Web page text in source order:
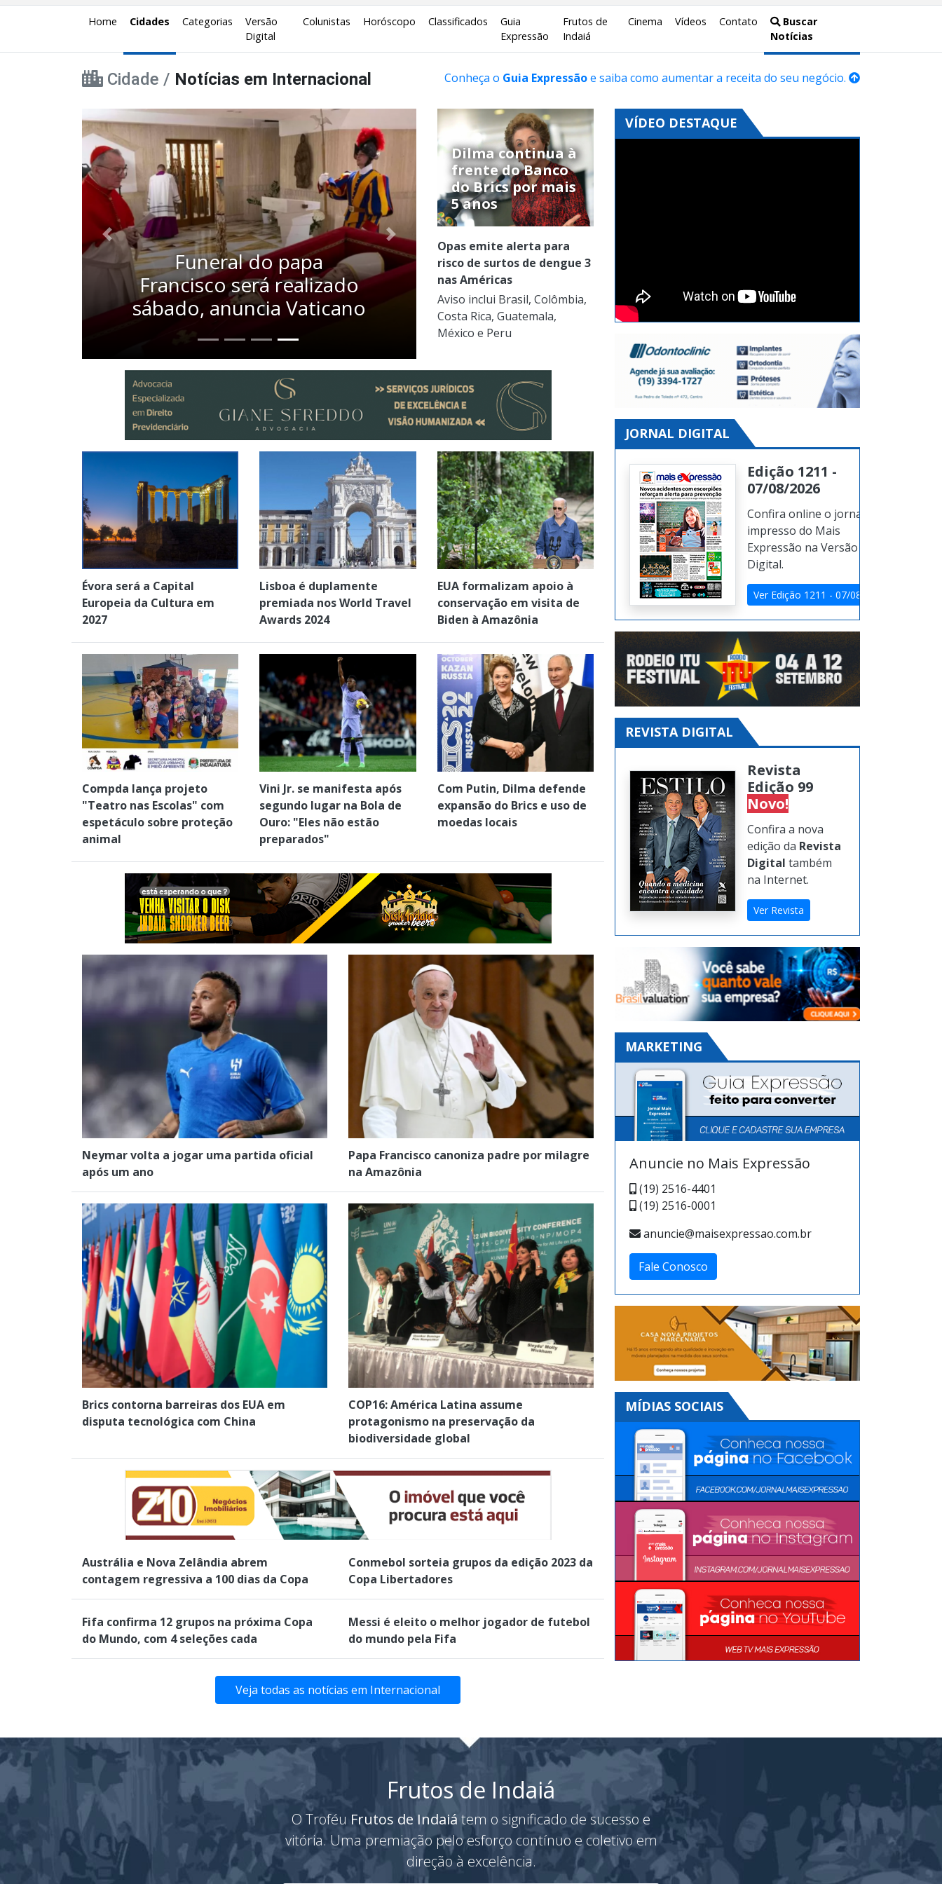
Home Cidades Categorias
Versão
Digital
Colunistas Horóscopo Classificados
Guia
Expressão
Frutos de
Indaiá
Cinema Vídeos Contato
Buscar
Notícias
Cidade / Notícias em Internacional Conheça o Guia Expressãoe saiba como aumentar a receita do seu negócio.
Polo Shopping
Indaiatuba inicia a 14º
campanha “Natal
Solidário”
Anterior Próximo
Dilma continua à
frente do Banco
do Brics por mais
5 anos
Opas emite alerta para
risco de surtos de dengue 3
nas Américas
Aviso inclui Brasil, Colômbia,
Costa Rica, Guatemala,
México e Peru
Évora será a Capital
Europeia da Cultura em
2027
Lisboa é duplamente
premiada nos World Travel
Awards 2024
EUA formalizam apoio à
conservação em visita de
Biden à Amazônia
Compda lança projeto
"Teatro nas Escolas" com
espetáculo sobre proteção
animal
Vini Jr. se manifesta após
segundo lugar na Bola de
Ouro: "Eles não estão
preparados"
Com Putin, Dilma defende
expansão do Brics e uso de
moedas locais
Neymar volta a jogar uma partida oficial
após um ano
Papa Francisco canoniza padre por milagre
na Amazônia
Brics contorna barreiras dos EUA em
disputa tecnológica com China
COP16: América Latina assume
protagonismo na preservação da
biodiversidade global
Austrália e Nova Zelândia abrem
contagem regressiva a 100 dias da Copa
Conmebol sorteia grupos da edição 2023 da
Copa Libertadores
Fifa confirma 12 grupos na próxima Copa
do Mundo, com 4 seleções cada
Messi é eleito o melhor jogador de futebol
do mundo pela Fifa
Veja todas as notícias em Internacional
VÍDEO DESTAQUE
JORNAL DIGITAL
Edição 1211 -
07/08/2026
Confira online o jornal
impresso do Mais
Expressão na Versão
Digital.
Ver Edição 1211 - 07/08/2026
REVISTA DIGITAL
Revista
Edição 99
Novo!
Confira a nova
edição da Revista
Digital também
na Internet.
Ver Revista
MARKETING
Anuncie no Mais Expressão
(19) 2516-4401
(19) 2516-0001
anuncie@maisexpressao.com.br
Fale Conosco
MÍDIAS SOCIAIS
Frutos de Indaiá
O Troféu Frutos de Indaiá tem o significado de sucesso e
vitória. Uma premiação pelo esforço contínuo e coletivo em
direção à excelência.